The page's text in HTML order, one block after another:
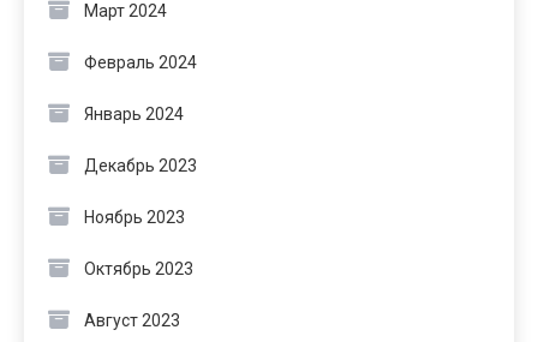
Март 2024
Февраль 2024
Январь 2024
Декабрь 2023
Ноябрь 2023
Октябрь 2023
Август 2023